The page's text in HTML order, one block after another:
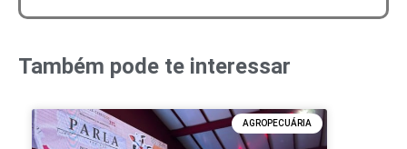
Também pode te interessar
AGROPECUÁRIA